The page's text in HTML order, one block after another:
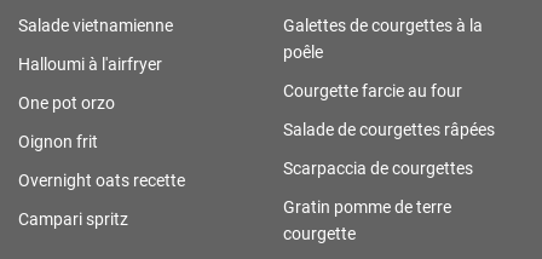
Salade vietnamienne
Halloumi à l'airfryer
One pot orzo
Oignon frit
Overnight oats recette
Campari spritz
Galettes de courgettes à la
poêle
Courgette farcie au four
Salade de courgettes râpées
Scarpaccia de courgettes
Gratin pomme de terre
courgette